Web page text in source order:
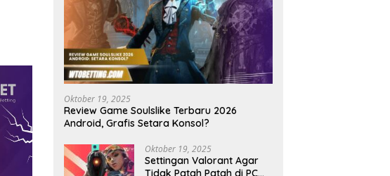
Oktober 19, 2025
Review Game Soulslike Terbaru 2026
Android, Grafis Setara Konsol?
Oktober 19, 2025
Settingan Valorant Agar
Tidak Patah Patah di PC